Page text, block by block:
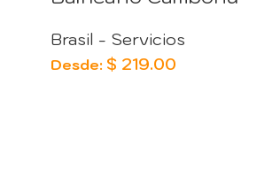
Brasil - Servicios
Desde: $ 219.00